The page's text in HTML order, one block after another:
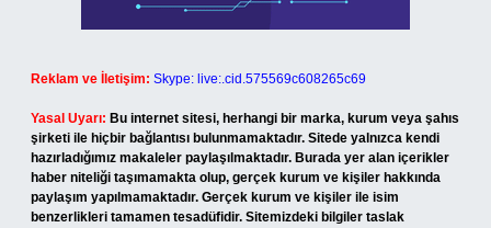
Reklam ve İletişim: Skype: live:.cid.575569c608265c69
Yasal Uyarı: Bu internet sitesi, herhangi bir marka, kurum veya şahıs
şirketi ile hiçbir bağlantısı bulunmamaktadır. Sitede yalnızca kendi
hazırladığımız makaleler paylaşılmaktadır. Burada yer alan içerikler
haber niteliği taşımamakta olup, gerçek kurum ve kişiler hakkında
paylaşım yapılmamaktadır. Gerçek kurum ve kişiler ile isim
benzerlikleri tamamen tesadüfidir. Sitemizdeki bilgiler taslak